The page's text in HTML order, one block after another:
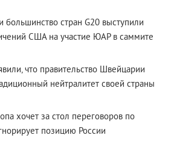
стран G20 выступили
США на участие ЮАР в саммите
что правительство Швейцарии
нейтралитет своей страны
хочет за стол переговоров по
позицию России